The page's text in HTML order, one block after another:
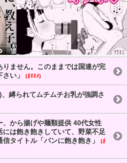
りません。このままでは国連が完
い」
(ｵﾇﾇﾒ)
、縛られてムチムチお乳が強調さ
、から揚げや麺類提供 40代女性
には飽き飽きしていて、野菜不足
タイトル「パンに飽き飽き」
(ｵ